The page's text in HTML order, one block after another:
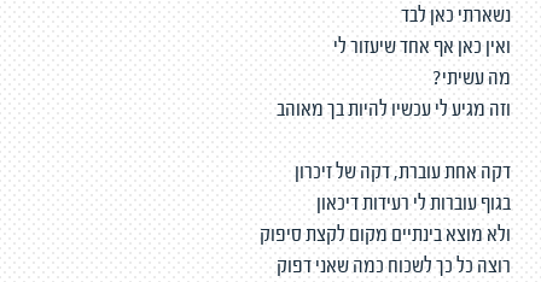
נשארתי כאן לבד
ואין כאן אף אחד שיעזור לי
מה עשיתי?
וזה מגיע לי עכשיו להיות בך מאוהב
דקה אחת עוברת, דקה של זיכרון
בגוף עוברות לי רעידות דיכאון
ולא מוצא בינתיים מקום לקצת סיפוק
רוצה כל כך לשכוח כמה שאני דפוק